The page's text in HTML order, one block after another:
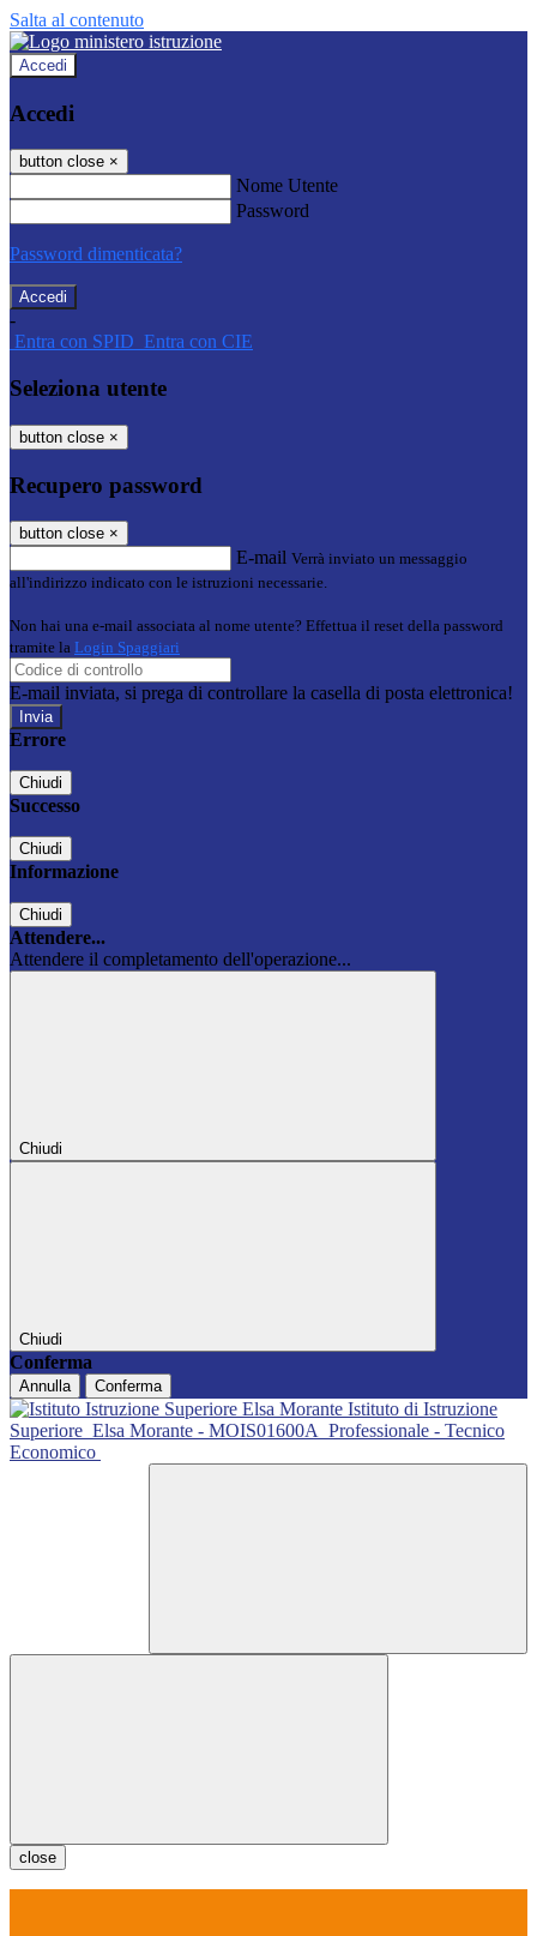
Salta al contenuto
Accedi
Accedi
button close ×
Nome Utente
Password
Password dimenticata?
-
Entra con SPID Entra con CIE
Seleziona utente
button close ×
Recupero password
button close ×
E-mail Verrà inviato un messaggio
all'indirizzo indicato con le istruzioni necessarie.
Non hai una e-mail associata al nome utente? Effettua il reset della password
tramite la Login Spaggiari
E-mail inviata, si prega di controllare la casella di posta elettronica!
Errore
Chiudi
Successo
Chiudi
Informazione
Chiudi
Attendere...
Attendere il completamento dell'operazione...
Chiudi
Chiudi
Conferma
Annulla Conferma
Istituto di Istruzione
Superiore Elsa Morante - MOIS01600A Professionale - Tecnico
Economico
close